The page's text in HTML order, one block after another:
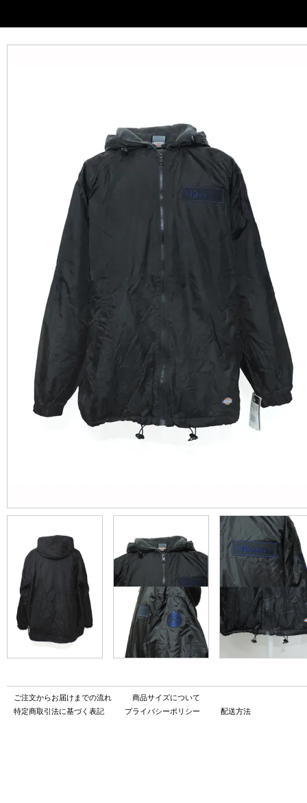
ご注文からお届けまでの流れ
商品サイズについて
特定商取引法に基づく表記
プライバシーポリシー 配送方法